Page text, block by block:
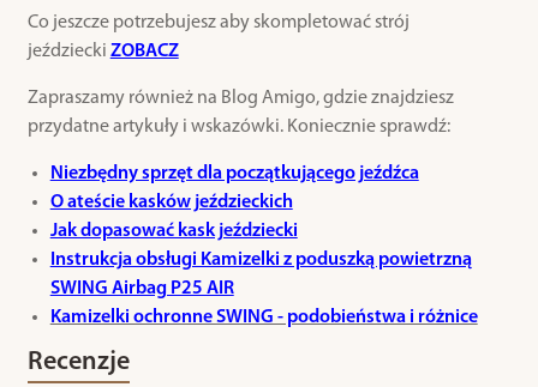
Co jeszcze potrzebujesz aby skompletować strój
jeździecki ZOBACZ
Zapraszamy również na Blog Amigo, gdzie znajdziesz
przydatne artykuły i wskazówki. Koniecznie sprawdź:
Niezbędny sprzęt dla początkującego jeźdźca
O ateście kasków jeździeckich
Jak dopasować kask jeździecki
Instrukcja obsługi Kamizelki z poduszką powietrzną
SWING Airbag P25 AIR
Kamizelki ochronne SWING - podobieństwa i różnice
Recenzje